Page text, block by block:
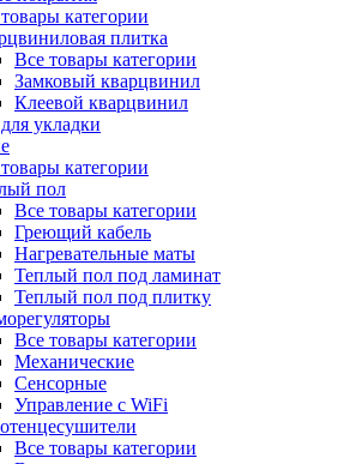
категории
плитка
Все товары категории
Замковый кварцвинил
Клеевой кварцвинил
укладки
категории
пол
Все товары категории
Греющий кабель
Нагревательные маты
Теплый пол под ламинат
Теплый пол под плитку
Все товары категории
Механические
Сенсорные
Управление с WiFi
Все товары категории